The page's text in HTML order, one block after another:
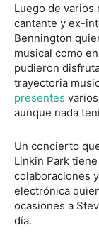
Luego de
cantante y ex-
Bennington
musical como
pudieron
trayectoria
presentes
aunque nada
Un concierto
Linkin Park
colaboraciones
electrónica
ocasiones a
día.